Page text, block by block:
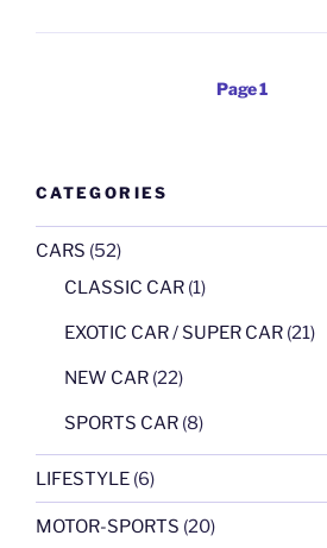
โมดา
นำรถ
4
สร้าง
ทาง
เลือก
กว่า
Page1
CATEGORIES
CARS (52)
CLASSIC CAR (1)
EXOTIC CAR / SUPER CAR (21)
NEW CAR (22)
SPORTS CAR (8)
LIFESTYLE (6)
MOTOR-SPORTS (20)